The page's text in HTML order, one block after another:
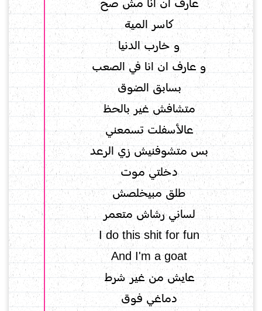
عارف ان انا مش صح
كاسر المية
و خارب الدنيا
و عارف ان انا في الصعب
بسابق الضوق
متشافش غير بالحظ
عالأسفلت تسمعني
بس متشوفنيش زي الرعد
دخلتي موت
طلق مبيخلصش
لساني رشاش متعمر
I do this shit for fun
And I'm a goat
عايش من غير شرط
دماغي فوق